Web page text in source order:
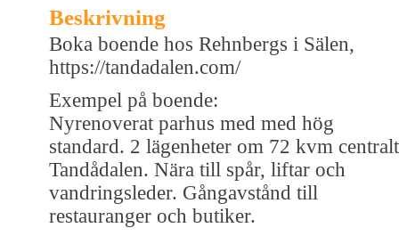
Beskrivning
Boka boende hos Rehnbergs i Sälen,
https://tandadalen.com/
Exempel på boende:
Nyrenoverat parhus med med hög
standard. 2 lägenheter om 72 kvm centralt
Tandådalen. Nära till spår, liftar och
vandringsleder. Gångavstånd till
restauranger och butiker.